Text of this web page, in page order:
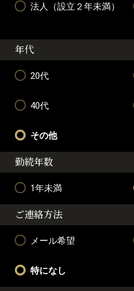
法人（設立２年未満）
年代
20代
40代
その他
勤続年数
1年未満
ご連絡方法
メール希望
特になし